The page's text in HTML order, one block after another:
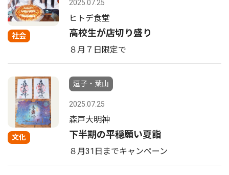
社会
2025.07.25
ヒトデ食堂
高校生が店切り盛り
８月７日限定で
文化
逗子・葉山
2025.07.25
森戸大明神
下半期の平穏願い夏詣
８月31日までキャンペーン